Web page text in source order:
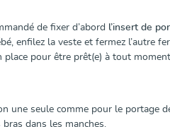
de fixer d’abord l’insert de
enfilez la veste et fermez l’autre
pour être prêt(e) à tout
une seule comme pour le portage
dans les manches.